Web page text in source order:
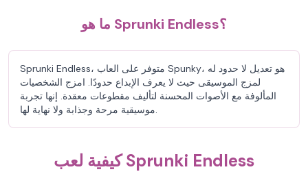
ما هو Sprunki Endless؟
Sprunki Endless، متوفر على العاب Spunky، هو تعديل لا حدود له
لمزج الموسيقى حيث لا يعرف الإبداع حدودًا. امزج الشخصيات
المألوفة مع الأصوات المحسنة لتأليف مقطوعات معقدة. إنها تجربة
موسيقية مرحة وجذابة ولا نهاية لها.
كيفية لعب Sprunki Endless